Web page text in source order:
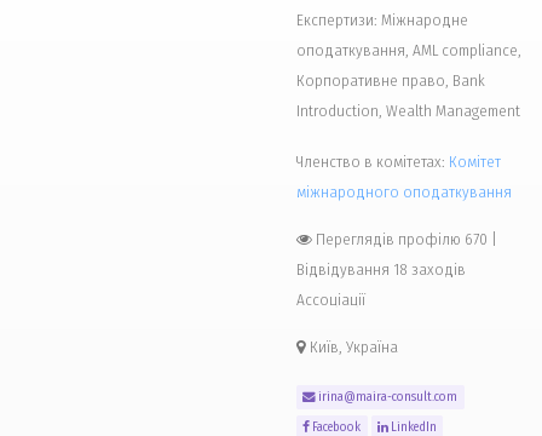
Експертизи: Міжнародне
оподаткування, AML compliance,
Корпоративне право, Bank
Introduction, Wealth Management
Членство в комітетах: Комiтет
міжнародного оподаткування
Переглядів профілю 670
Відвідування 18 заходів
Ассоціації
Київ, Україна
irina@maira-consult.com
Facebook
LinkedIn